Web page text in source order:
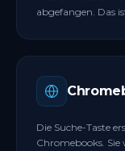
abgefangen. Das
Die Suche-Taste
Chromebooks.